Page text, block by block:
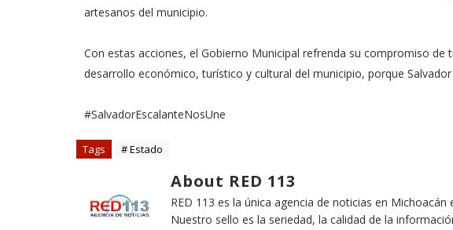
artesanos del municipio.
Con estas acciones, el Gobierno Municipal refrenda su compromiso de
desarrollo económico, turístico y cultural del municipio, porque
#SalvadorEscalanteNosUne
Tags # Estado
About RED 113
RED 113 es la única agencia de noticias en
Nuestro sello es la seriedad, la calidad de la